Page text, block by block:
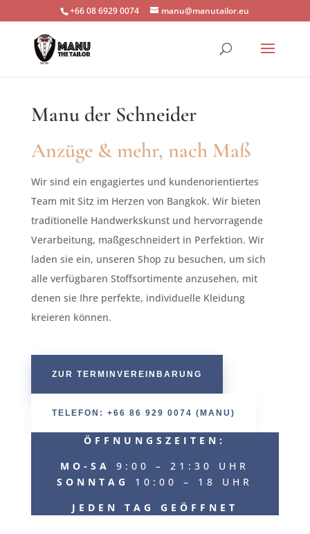
+66 08 6929 0074 manu@manutailor.eu
Manu der Schneider
Anzüge & mehr, nach Maß
Wir sind ein engagiertes und kundenorientiertes
Team mit Sitz im Herzen von Bangkok. Wir bieten
traditionelle Handwerkskunst und hervorragende
Verarbeitung, maßgeschneidert in Perfektion. Wir
laden sie ein, unseren Shop zu besuchen, um sich
alle verfügbaren Stoffsortimente anzusehen, mit
denen sie Ihre perfekte, individuelle Kleidung
kreieren können.
ZUR TERMINVEREINBARUNG
TELEFON: +66 86 929 0074 (MANU)
ÖFFNUNGSZEITEN:
MO-SA
9:00 – 21:30 UHR
SONNTAG
10:00 – 18 UHR
JEDEN TAG GEÖFFNET